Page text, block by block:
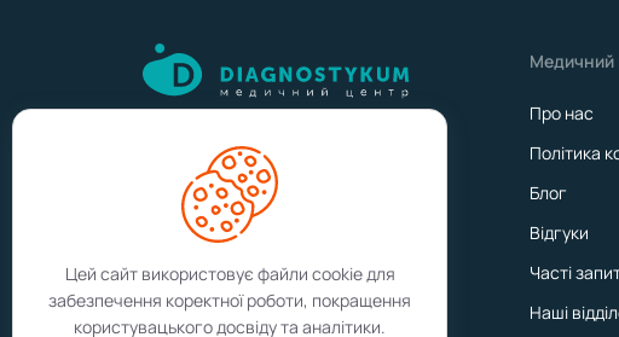
Записатись на прийом
Результати аналізів
Медичний
Про нас
Політика
Блог
Відгуки
Часті
Наші
Цей сайт використовує файли cookie для
забезпечення коректної роботи, покращення
користувацького досвіду та аналітики.